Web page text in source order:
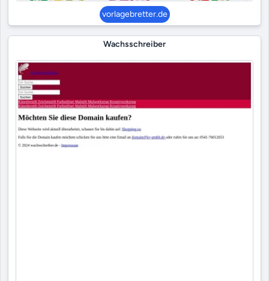
vorlagebretter.de
Wachsschreiber